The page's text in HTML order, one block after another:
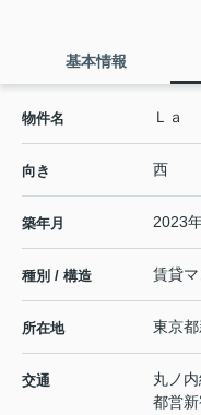
基本情報
物件名 Ｌａ
向き 西
築年月 2023
種別 / 構造 賃貸
所在地 東京都
交通 丸ノ
都営